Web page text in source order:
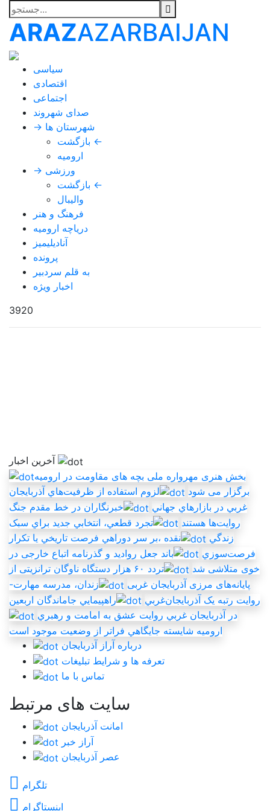
ARAZAZARBAIJAN
سیاسی
اقتصادی
اجتماعی
صدای شهروند
→ شهرستان ها
بازگشت ←
ارومیه
→ ورزشی
بازگشت ←
والیبال
فرهنگ و هنر
دریاچه ارومیه
آنادیلیمیز
پرونده
به قلم سردبیر
اخبار ویژه
3920
بخش هنری مهرواره ملی بچه های مقاومت در ارومیه
برگزار می شود
لزوم استفاده از ظرفيت‌هاي آذربايجان
غربي در بازارهاي جهاني
خبرنگاران در خط مقدم جنگ
روايت‌ها هستند
تجرد قطعي، انتخابي جديد براي سبک
زندگي
نقده ،بر سر دوراهي فرصت تاريخي يا تکرار
فرصت‌سوزي
باند جعل روادید و گذرنامه اتباع خارجی در
خوی متلاشی شد
تردد ۶۰ هزار دستگاه ناوگان ترانزیتی از
پایانه‌های مرزی آذربایجان ‌غربی
زندان، مدرسه مهارت-
روايت رتبه يک آذربايجان‌غربي
راهپيمايي جاماندگان اربعين
در آذربايجان غربي روايت عشق به امامت و رهبري
اروميه شايسته جايگاهي فراتر از وضعيت موجود است
درباره آراز آذربایجان
تعرفه ها و شرایط تبلیغات
تماس با ما
سایت های مرتبط
امانت آذربایجان
آراز خبر
عصر آذربایجان
تلگرام
اینستاگرام